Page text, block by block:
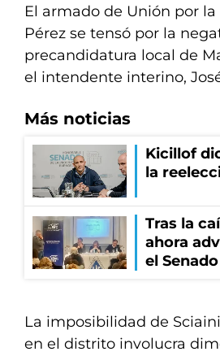
El armado de Unión por
Pérez se tensó por la
precandidatura local de
el intendente interino,
Más noticias
Kicillof
la
Tras la
ahora
el Senado
La imposibilidad de
en el distrito involucra